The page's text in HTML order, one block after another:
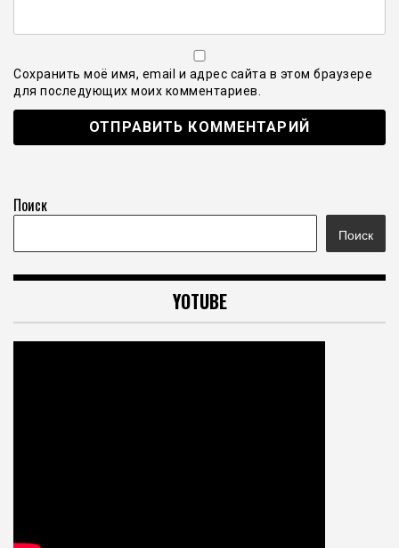
Сохранить моё имя, email и адрес сайта в этом браузере
для последующих моих комментариев.
Поиск
Поиск
YOTUBE